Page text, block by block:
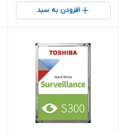
افزودن به سبد